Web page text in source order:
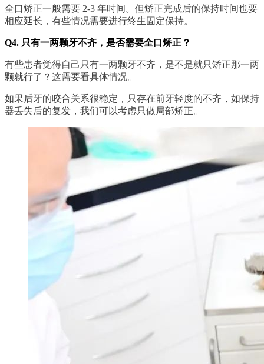
全口矫正一般需要 2-3 年时间。但矫正完成后的保持时间也要
相应延长，有些情况需要进行终生固定保持。
Q4. 只有一两颗牙不齐，是否需要全口矫正？
有些患者觉得自己只有一两颗牙不齐，是不是就只矫正那一两
颗就行了？这需要看具体情况。
如果后牙的咬合关系很稳定，只存在前牙轻度的不齐，如保持
器丢失后的复发，我们可以考虑只做局部矫正。